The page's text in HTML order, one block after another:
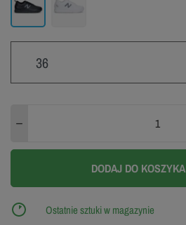
36
DODAJ DO KOSZYKA
Ostatnie sztuki w magazynie